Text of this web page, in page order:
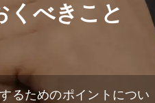
くべきこと
るためのポイントについ